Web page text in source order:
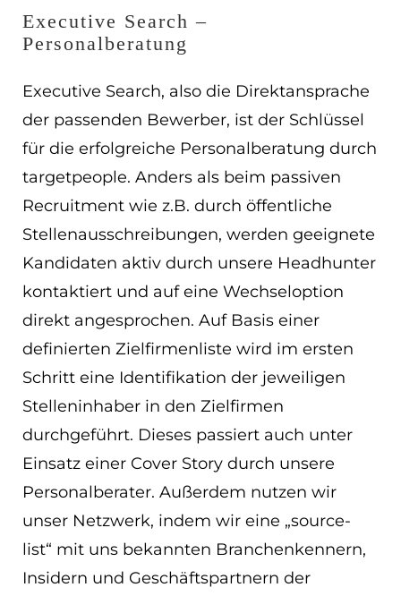
Executive Search –
Personalberatung
Executive Search, also die Direktansprache
der passenden Bewerber, ist der Schlüssel
für die erfolgreiche Personalberatung durch
targetpeople. Anders als beim passiven
Recruitment wie z.B. durch öffentliche
Stellenausschreibungen, werden geeignete
Kandidaten aktiv durch unsere Headhunter
kontaktiert und auf eine Wechseloption
direkt angesprochen. Auf Basis einer
definierten Zielfirmenliste wird im ersten
Schritt eine Identifikation der jeweiligen
Stelleninhaber in den Zielfirmen
durchgeführt. Dieses passiert auch unter
Einsatz einer Cover Story durch unsere
Personalberater. Außerdem nutzen wir
unser Netzwerk, indem wir eine „source-
list“ mit uns bekannten Branchenkennern,
Insidern und Geschäftspartnern der